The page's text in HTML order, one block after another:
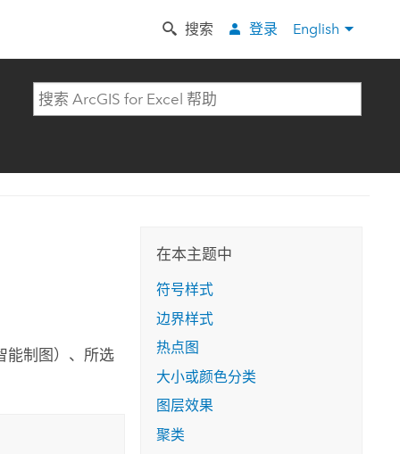
English
搜索 登录
能制图）、所选
在本主题中
符号样式
边界样式
热点图
大小或颜色分类
图层效果
聚类